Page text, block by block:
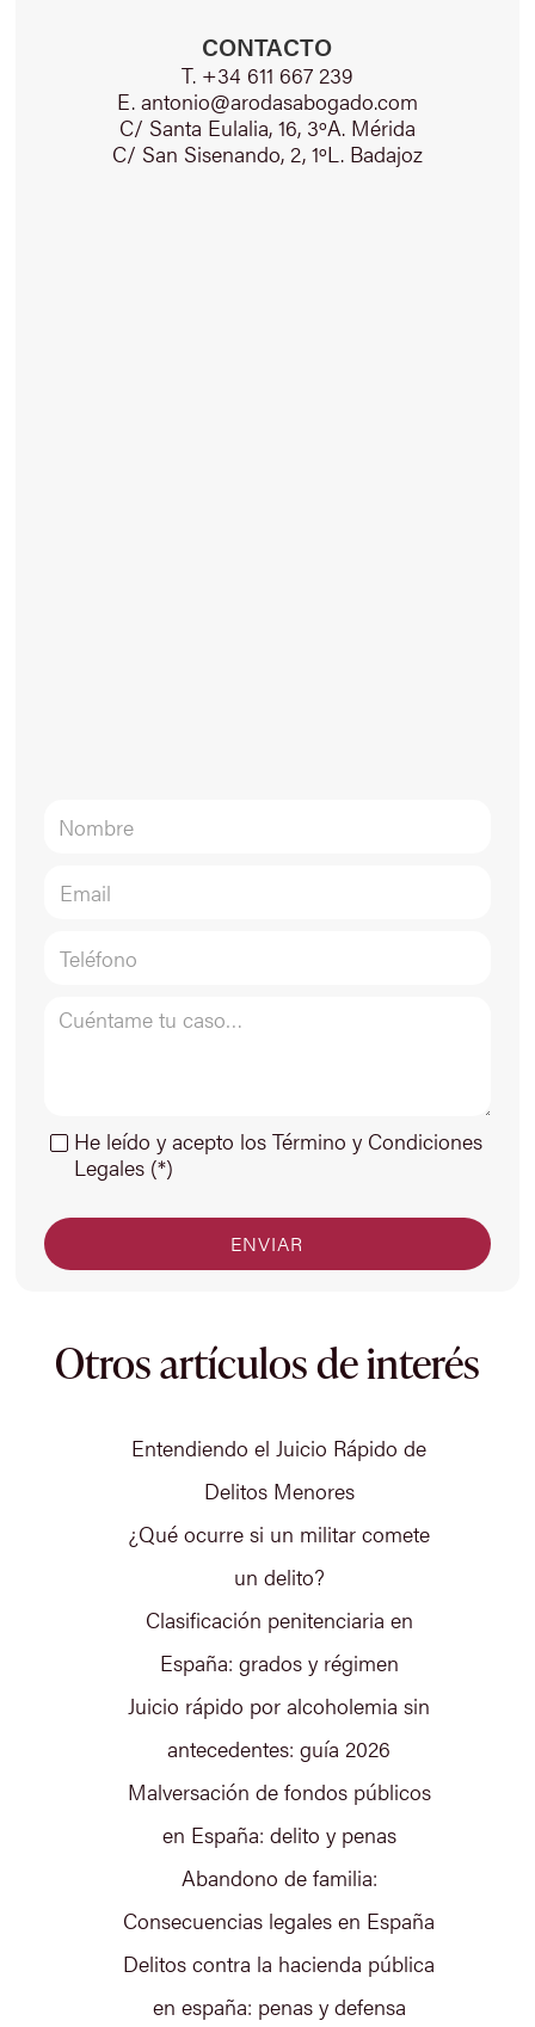
CONTACTO
T. +34 611 667 239
E. antonio@arodasabogado.com
C/ Santa Eulalia, 16, 3ºA. Mérida
C/ San Sisenando, 2, 1ºL. Badajoz
He leído y acepto los Término y Condiciones
Legales (*)
Otros artículos de interés
Entendiendo el Juicio Rápido de
Delitos Menores
¿Qué ocurre si un militar comete
un delito?
Clasificación penitenciaria en
España: grados y régimen
Juicio rápido por alcoholemia sin
antecedentes: guía 2026
Malversación de fondos públicos
en España: delito y penas
Abandono de familia:
Consecuencias legales en España
Delitos contra la hacienda pública
en españa: penas y defensa